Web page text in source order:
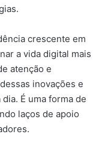
crescente em
a vida digital mais
atenção e
inovações e
É uma forma de
laços de apoio